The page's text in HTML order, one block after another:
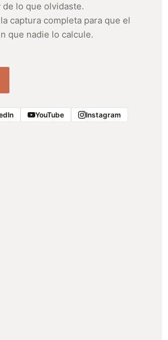
lo que olvidaste.
captura completa para que el
que nadie lo calcule.
YouTube
Instagram